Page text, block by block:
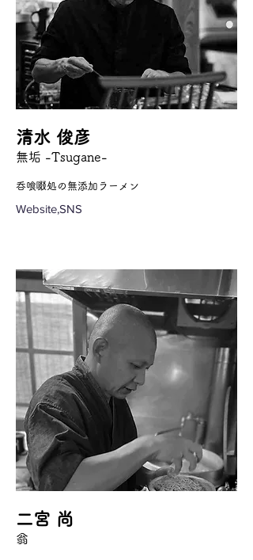
清水 俊彦
無垢 -Tsugane-
呑喰啜処の無添加ラーメン
Website,SNS
二宮 尚
翁